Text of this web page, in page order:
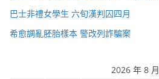
巴士非禮女學生 六旬漢判囚四月
希愈調亂胚胎樣本 警改列詐騙案
2026 年 8 月